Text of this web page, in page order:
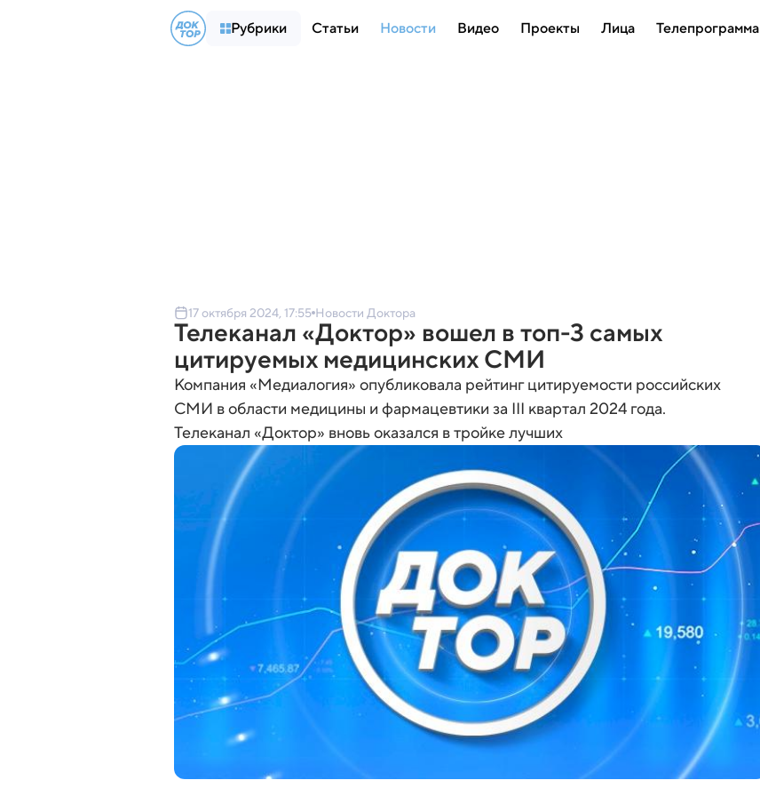
Рубрики Статьи Новости Видео Проекты Лица Телепрограмма
17 октября 2024, 17:55 Новости Доктора
Телеканал «Доктор» вошел в топ-3 самых
цитируемых медицинских СМИ
Компания «Медиалогия» опубликовала рейтинг цитируемости российских
СМИ в области медицины и фармацевтики за III квартал 2024 года.
Телеканал «Доктор» вновь оказался в тройке лучших